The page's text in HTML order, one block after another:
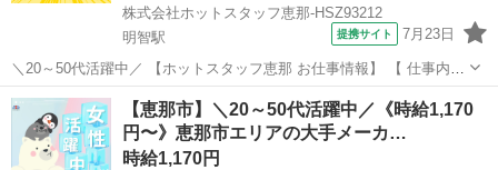
株式会社ホットスタッフ恵那-HSZ93212
明智駅
提携サイト 7月23日
＼20～50代活躍中／ 【ホットスタッフ恵那 お仕事情報】 【 仕事内容
】 ・セラミック製品の元になる粉の原料が数種類あります ブレンド比
率が書いてある紙がありますので それを見ながら専用機に投入♪ ↓ ・
混ざっ...
岐阜 恵那市 明智駅
【恵那市】＼20～50代活躍中／《時給1,170
円〜》恵那市エリアの大手メーカ…
時給1,170円